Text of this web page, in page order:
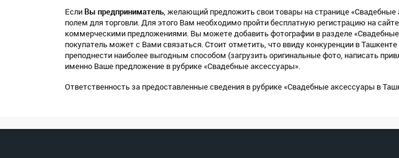
Если Вы предприниматель, желающий предложить свои товары на странице
полем для торговли. Для этого Вам необходимо пройти бесплатную регистрацию на
коммерческими предложениями. Вы можете добавить фотографии в разделе
покупатель может с Вами связаться. Стоит отметить, что ввиду конкуренции в
преподнести наиболее выгодным способом (загрузить оригинальные фото, написать
именно Ваше предложение в рубрике «Свадебные аксессуары».
Ответственность за предоставленные сведения в рубрике «Свадебные аксессуары в